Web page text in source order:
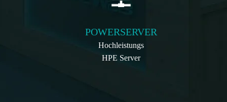
POWERSERVER
Hochleistungs
HPE Server